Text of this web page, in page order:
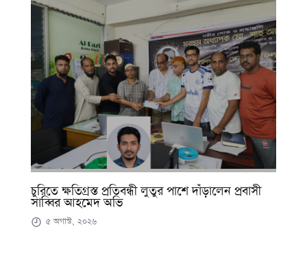
চুরিতে ক্ষতিগ্রস্ত প্রতিবন্ধী লুতুর পাশে দাঁড়ালেন প্রবাসী
সাব্বির আহমেদ অভি
৫ অগাস্ট, ২০২৬